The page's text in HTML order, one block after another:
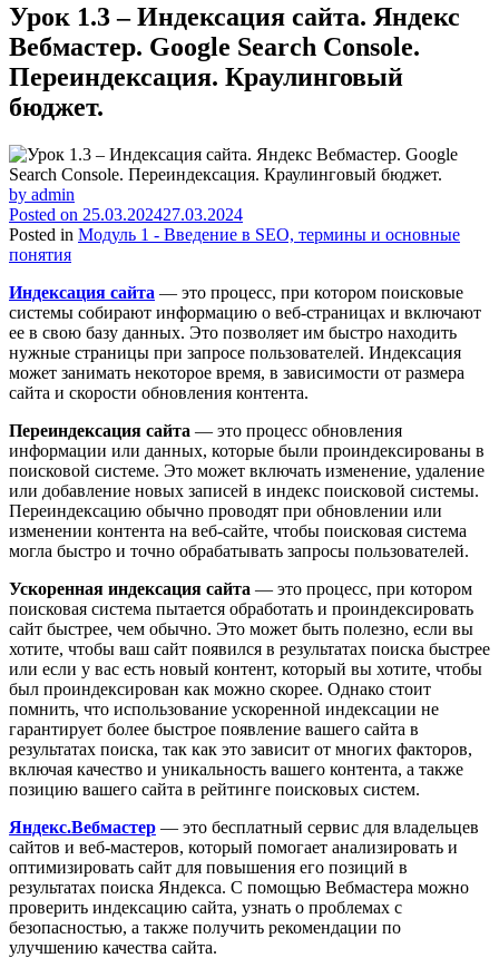
Урок 1.3 – Индексация сайта. Яндекс
Вебмастер. Google Search Console.
Переиндексация. Краулинговый
бюджет.
by admin
Posted on 25.03.202427.03.2024
Posted in Модуль 1 - Введение в SEO, термины и основные
понятия
Индексация сайта — это процесс, при котором поисковые
системы собирают информацию о веб-страницах и включают
ее в свою базу данных. Это позволяет им быстро находить
нужные страницы при запросе пользователей. Индексация
может занимать некоторое время, в зависимости от размера
сайта и скорости обновления контента.
Переиндексация сайта — это процесс обновления
информации или данных, которые были проиндексированы в
поисковой системе. Это может включать изменение, удаление
или добавление новых записей в индекс поисковой системы.
Переиндексацию обычно проводят при обновлении или
изменении контента на веб-сайте, чтобы поисковая система
могла быстро и точно обрабатывать запросы пользователей.
Ускоренная индексация сайта — это процесс, при котором
поисковая система пытается обработать и проиндексировать
сайт быстрее, чем обычно. Это может быть полезно, если вы
хотите, чтобы ваш сайт появился в результатах поиска быстрее
или если у вас есть новый контент, который вы хотите, чтобы
был проиндексирован как можно скорее. Однако стоит
помнить, что использование ускоренной индексации не
гарантирует более быстрое появление вашего сайта в
результатах поиска, так как это зависит от многих факторов,
включая качество и уникальность вашего контента, а также
позицию вашего сайта в рейтинге поисковых систем.
Яндекс.Вебмастер — это бесплатный сервис для владельцев
сайтов и веб-мастеров, который помогает анализировать и
оптимизировать сайт для повышения его позиций в
результатах поиска Яндекса. С помощью Вебмастера можно
проверить индексацию сайта, узнать о проблемах с
безопасностью, а также получить рекомендации по
улучшению качества сайта.